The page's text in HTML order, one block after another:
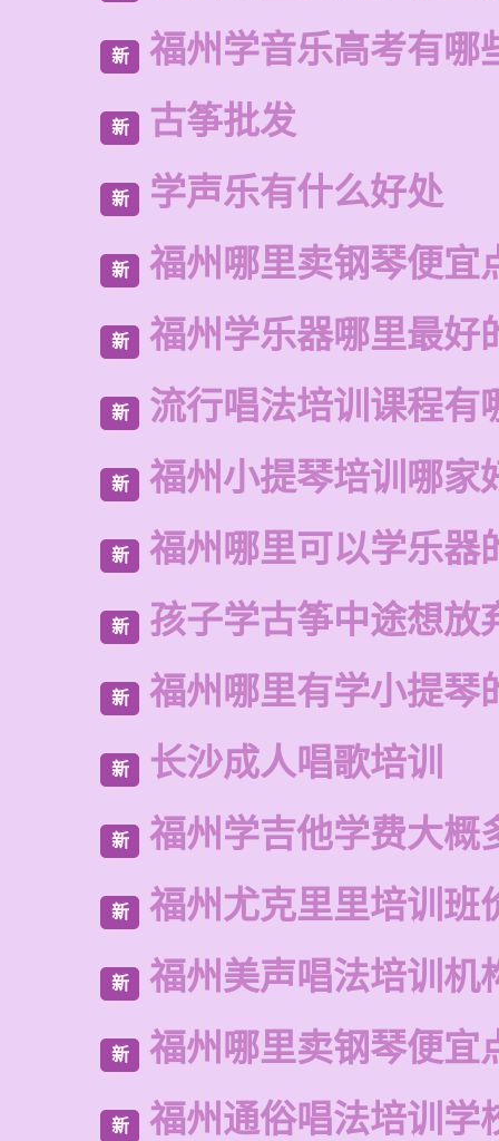
新 福州学音乐高考有哪
新 古筝批发
新 学声乐有什么好处
新 福州哪里卖钢琴便宜
新 福州学乐器哪里最好
新 流行唱法培训课程有
新 福州小提琴培训哪家
新 福州哪里可以学乐器
新 孩子学古筝中途想放
新 福州哪里有学小提琴
新 长沙成人唱歌培训
新 福州学吉他学费大概
新 福州尤克里里培训班
新 福州美声唱法培训机
新 福州哪里卖钢琴便宜
新 福州通俗唱法培训学